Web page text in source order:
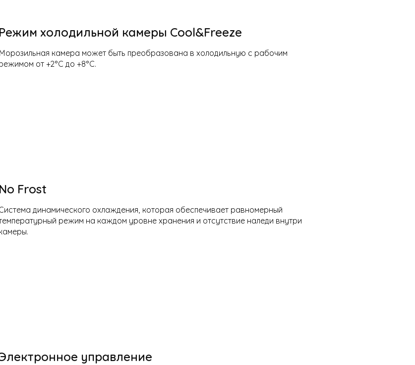
Режим холодильной камеры Cool&Freeze
Морозильная камера может быть преобразована в холодильную с рабочим
от +2°C до +8°C.
No Frost
динамического охлаждения, которая обеспечивает равномерный
режим на каждом уровне хранения и отсутствие наледи внутри
управление